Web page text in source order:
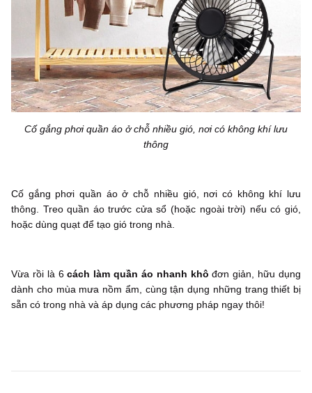
Cố gắng phơi quần áo ở chỗ nhiều gió, nơi có không khí lưu
thông
Cố gắng phơi quần áo ở chỗ nhiều gió, nơi có không khí lưu
thông. Treo quần áo trước cửa sổ (hoặc ngoài trời) nếu có gió,
hoặc dùng quạt để tạo gió trong nhà.
Vừa rồi là 6cách làm quần áo nhanh khô đơn giản, hữu dụng
dành cho mùa mưa nồm ẩm, cùng tận dụng những trang thiết bị
sẵn có trong nhà và áp dụng các phương pháp ngay thôi!